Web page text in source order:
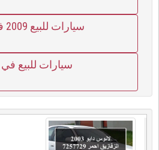
سيارات للبيع 2009 في مصر
سيارات للبيع